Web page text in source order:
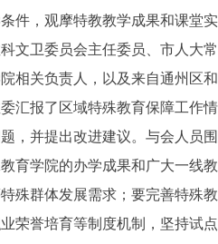
，观摩特教教学成果和课堂实
文卫委员会主任委员、市人大
相关负责人，以及来自通州区
报了区域特殊教育保障工作情
，并提出改进建议。与会人员
学院的办学成果和广大一线教
殊群体发展需求；要完善特殊
荣誉培育等制度机制，坚持试